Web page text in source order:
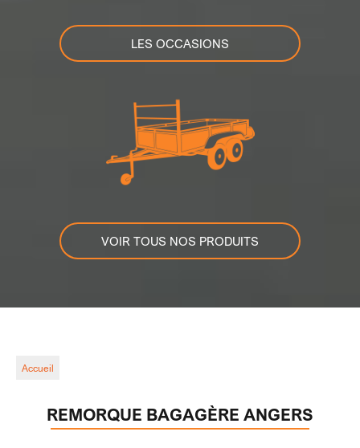
LES OCCASIONS
VOIR TOUS NOS PRODUITS
Accueil
REMORQUE BAGAGÈRE ANGERS